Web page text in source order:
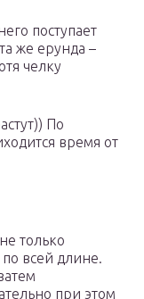
поступает
же ерунда –
челку
По
время от
только
всей длине.
при этом